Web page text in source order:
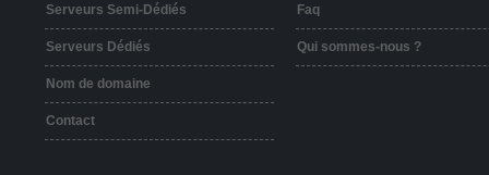
Serveurs Semi-Dédiés
Serveurs Dédiés
Nom de domaine
Contact
Faq
Qui sommes-nous ?